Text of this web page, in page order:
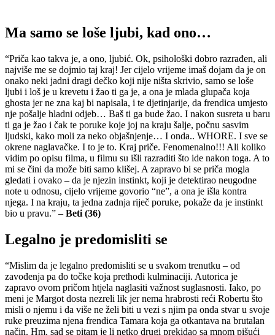
Ma samo se loše ljubi, kad ono…
“Priča kao takva je, a ono, ljubić. Ok, psihološki dobro razrađen, ali
najviše me se dojmio taj kraj! Jer cijelo vrijeme imaš dojam da je on
onako neki jadni dragi dečko koji nije ništa skrivio, samo se loše
ljubi i loš je u krevetu i žao ti ga je, a ona je mlada glupača koja
ghosta jer ne zna kaj bi napisala, i te djetinjarije, da frendica umjesto
nje pošalje hladni odjeb… Baš ti ga bude žao. I nakon susreta u baru
ti ga je žao i čak te poruke koje joj na kraju šalje, počnu sasvim
ljudski, kako moli za neko objašnjenje… I onda.. WHORE. I sve se
okrene naglavačke. I to je to. Kraj priče. Fenomenalno!!! Ali koliko
vidim po opisu filma, u filmu su išli razraditi što ide nakon toga. A to
mi se čini da može biti samo klišej. A zapravo bi se priča mogla
gledati i ovako – da je njezin instinkt, koji je detektirao neugodne
note u odnosu, cijelo vrijeme govorio “ne”, a ona je išla kontra
njega. I na kraju, ta jedna zadnja riječ poruke, pokaže da je instinkt
bio u pravu.” – Beti (36)
Legalno je predomisliti se
“Mislim da je legalno predomisliti se u svakom trenutku – od
zavođenja pa do točke koja prethodi kulminaciji. Autorica je
zapravo ovom pričom htjela naglasiti važnost suglasnosti. Iako, po
meni je Margot dosta nezreli lik jer nema hrabrosti reći Robertu što
misli o njemu i da više ne želi biti u vezi s njim pa onda stvar u svoje
ruke preuzima njena frendica Tamara koja ga otkantava na brutalan
način. Hm, sad se pitam je li netko drugi prekidao sa mnom pišući